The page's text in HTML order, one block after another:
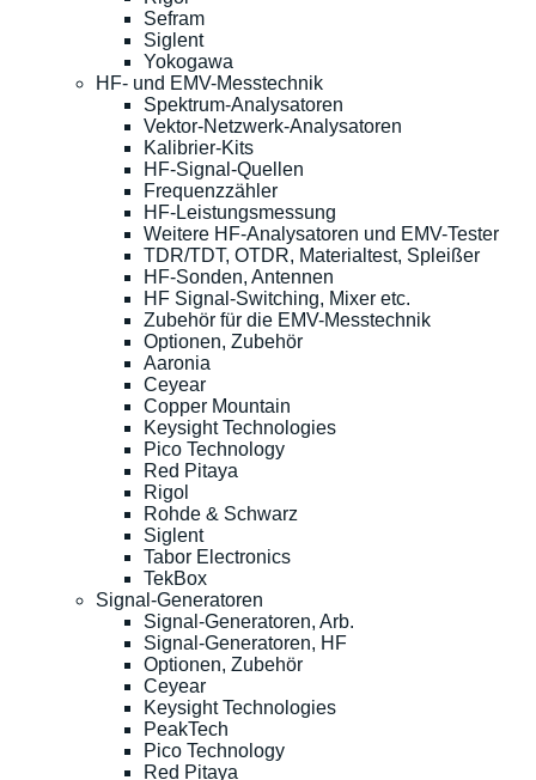
Sefram
Siglent
Yokogawa
HF- und EMV-Messtechnik
Spektrum-Analysatoren
Vektor-Netzwerk-Analysatoren
Kalibrier-Kits
HF-Signal-Quellen
Frequenzzähler
HF-Leistungsmessung
Weitere HF-Analysatoren und EMV-Tester
TDR/TDT, OTDR, Materialtest, Spleißer
HF-Sonden, Antennen
HF Signal-Switching, Mixer etc.
Zubehör für die EMV-Messtechnik
Optionen, Zubehör
Aaronia
Ceyear
Copper Mountain
Keysight Technologies
Pico Technology
Red Pitaya
Rigol
Rohde & Schwarz
Siglent
Tabor Electronics
TekBox
Signal-Generatoren
Signal-Generatoren, Arb.
Signal-Generatoren, HF
Optionen, Zubehör
Ceyear
Keysight Technologies
PeakTech
Pico Technology
Red Pitaya